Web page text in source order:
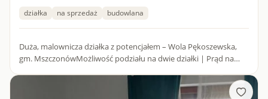
działka na sprzedaż budowlana
Duża, malownicza działka z potencjałem – Wola Pękoszewska,
gm. MszczonówMożliwość podziału na dwie działki | Prąd na